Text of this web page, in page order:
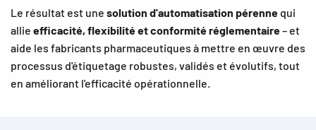
Le résultat est une solution d'automatisation pérenne qui
allie efficacité, flexibilité et conformité réglementaire– et
aide les fabricants pharmaceutiques à mettre en œuvre des
processus d'étiquetage robustes, validés et évolutifs, tout
en améliorant l'efficacité opérationnelle.